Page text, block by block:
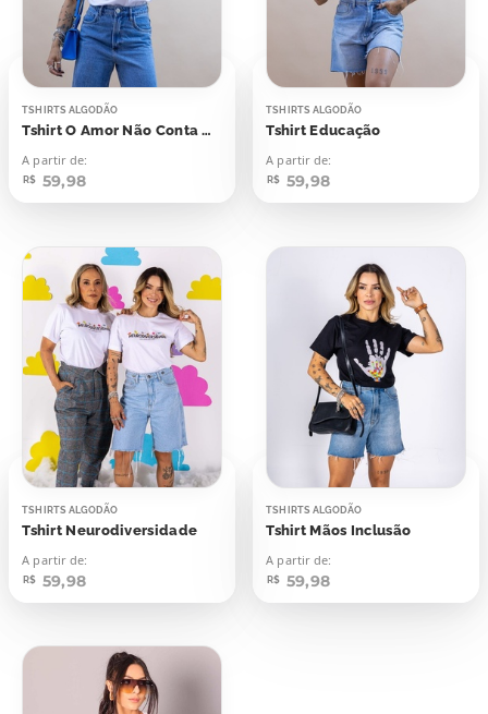
TSHIRTS ALGODÃO
Tshirt O Amor Não Conta Cromossomos
A partir de:
R$ 59,98
TSHIRTS ALGODÃO
Tshirt Educação
A partir de:
R$ 59,98
TSHIRTS ALGODÃO
Tshirt Neurodiversidade
A partir de:
R$ 59,98
TSHIRTS ALGODÃO
Tshirt Mãos Inclusão
A partir de:
R$ 59,98